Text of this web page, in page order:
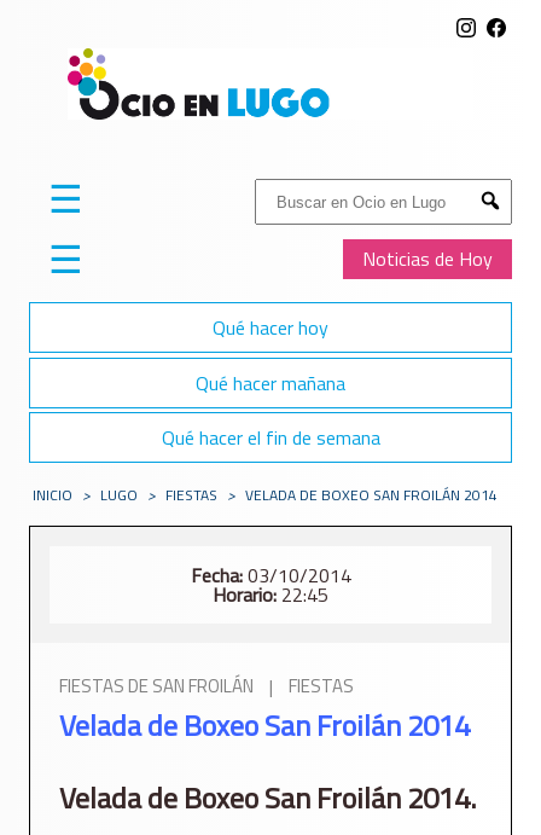
Buscar:
Submit
Noticias de Hoy
☰
☰
Qué hacer hoy
Qué hacer mañana
Qué hacer el fin de semana
INICIO > LUGO > FIESTAS > VELADA DE BOXEO SAN FROILÁN 2014
Fecha:03/10/2014
Horario: 22:45
FIESTAS DE SAN FROILÁN | FIESTAS
Velada de Boxeo San Froilán 2014
Velada de Boxeo San Froilán 2014.